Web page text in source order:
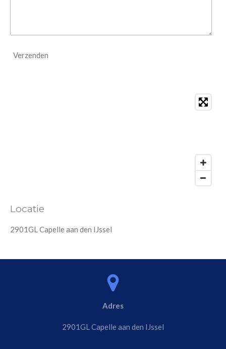
Verzenden
Locatie
2901GL Capelle aan den IJssel
Adres
2901GL Capelle aan den IJssel